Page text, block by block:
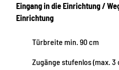
Eingang in die Einrichtung /
Einrichtung
Türbreite min. 90 cm
Zugänge stufenlos (max. 3